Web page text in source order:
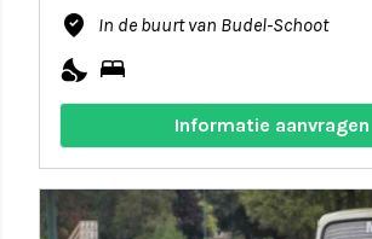
where_to_vote In de buurt van Budel-Schoot
nights_stay bed
Informatie aanvragen